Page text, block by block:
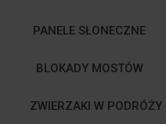
PANELE SŁONECZNE
BLOKADY MOSTÓW
ZWIERZAKI W PODRÓŻY